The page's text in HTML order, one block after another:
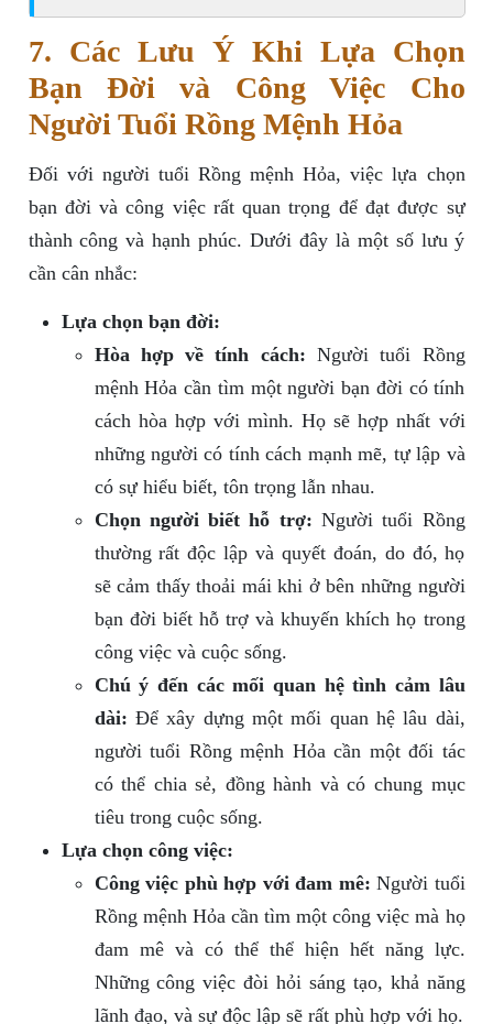
7. Các Lưu Ý Khi Lựa Chọn
Bạn Đời và Công Việc Cho
Người Tuổi Rồng Mệnh Hỏa
Đối với người tuổi Rồng mệnh Hỏa, việc lựa chọn
bạn đời và công việc rất quan trọng để đạt được sự
thành công và hạnh phúc. Dưới đây là một số lưu ý
cần cân nhắc:
Lựa chọn bạn đời:
Hòa hợp về tính cách: Người tuổi Rồng
mệnh Hỏa cần tìm một người bạn đời có tính
cách hòa hợp với mình. Họ sẽ hợp nhất với
những người có tính cách mạnh mẽ, tự lập và
có sự hiểu biết, tôn trọng lẫn nhau.
Chọn người biết hỗ trợ: Người tuổi Rồng
thường rất độc lập và quyết đoán, do đó, họ
sẽ cảm thấy thoải mái khi ở bên những người
bạn đời biết hỗ trợ và khuyến khích họ trong
công việc và cuộc sống.
Chú ý đến các mối quan hệ tình cảm lâu
dài: Để xây dựng một mối quan hệ lâu dài,
người tuổi Rồng mệnh Hỏa cần một đối tác
có thể chia sẻ, đồng hành và có chung mục
tiêu trong cuộc sống.
Lựa chọn công việc:
Công việc phù hợp với đam mê: Người tuổi
Rồng mệnh Hỏa cần tìm một công việc mà họ
đam mê và có thể thể hiện hết năng lực.
Những công việc đòi hỏi sáng tạo, khả năng
lãnh đạo, và sự độc lập sẽ rất phù hợp với họ.